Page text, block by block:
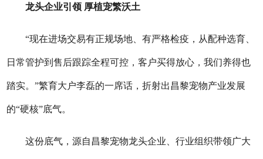
龙头企业引领 厚植宠繁沃土
“现在进场交易有正规场地、有严格检疫，从配种选育、
日常管护到售后跟踪全程可控，客户买得放心，我们养得也
踏实。”繁育大户李磊的一席话，折射出昌黎宠物产业发展
的“硬核”底气。
这份底气，源自昌黎宠物龙头企业、行业组织带领广大